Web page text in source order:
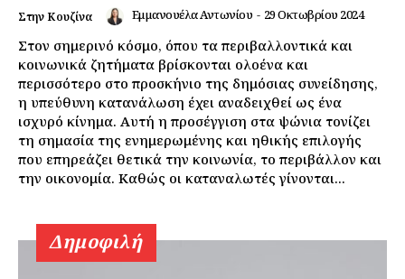
Στην Κουζίνα Εμμανουέλα Αντωνίου - 29 Οκτωβρίου 2024
Στον σημερινό κόσμο, όπου τα περιβαλλοντικά και
κοινωνικά ζητήματα βρίσκονται ολοένα και
περισσότερο στο προσκήνιο της δημόσιας συνείδησης,
η υπεύθυνη κατανάλωση έχει αναδειχθεί ως ένα
ισχυρό κίνημα. Αυτή η προσέγγιση στα ψώνια τονίζει
τη σημασία της ενημερωμένης και ηθικής επιλογής
που επηρεάζει θετικά την κοινωνία, το περιβάλλον και
την οικονομία. Καθώς οι καταναλωτές γίνονται...
Δημοφιλή